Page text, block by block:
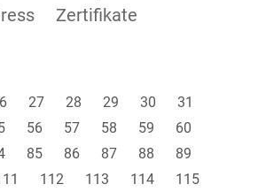
Zertifikate
27 28 29 30
31
56 57 58 59
60
85 86 87 88
89
112 113 114
115